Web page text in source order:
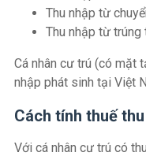
Thu nhập từ
Thu nhập từ trúng
Cá nhân cư trú (có mặt
nhập phát sinh tại Việt
Cách tính thuế
Với cá nhân cư trú có